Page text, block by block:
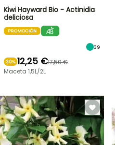
Kiwi Hayward Bio - Actinidia
deliciosa
PROMOCIÓN
39
30% 12,25 €17,50 €
Maceta 1,5L/2L